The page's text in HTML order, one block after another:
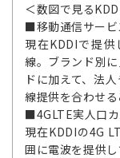
＜数図で見る
■移動通信サー
現在KDDIで提
線。ブランド別
ドに加えて、法
線提供を合わせる
■4GLTE実人口
現在KDDIの4G
囲に電波を提供